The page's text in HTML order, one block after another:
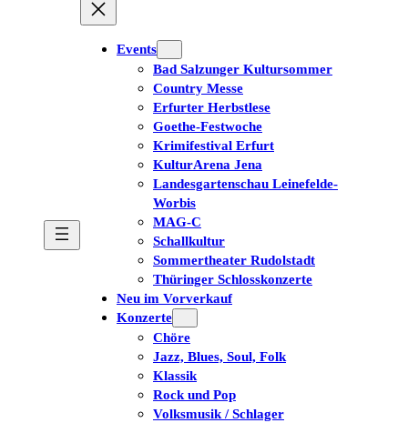
Events
Bad Salzunger Kultursommer
Country Messe
Erfurter Herbstlese
Goethe-Festwoche
Krimifestival Erfurt
KulturArena Jena
Landesgartenschau Leinefelde-
Worbis
MAG-C
Schallkultur
Sommertheater Rudolstadt
Thüringer Schlosskonzerte
Neu im Vorverkauf
Konzerte
Chöre
Jazz, Blues, Soul, Folk
Klassik
Rock und Pop
Volksmusik / Schlager